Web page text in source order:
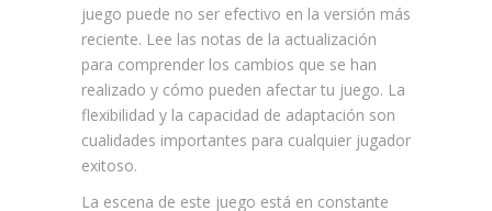
juego puede no ser efectivo en la versión más
reciente. Lee las notas de la actualización
para comprender los cambios que se han
realizado y cómo pueden afectar tu juego. La
flexibilidad y la capacidad de adaptación son
cualidades importantes para cualquier jugador
exitoso.
La escena de este juego está en constante